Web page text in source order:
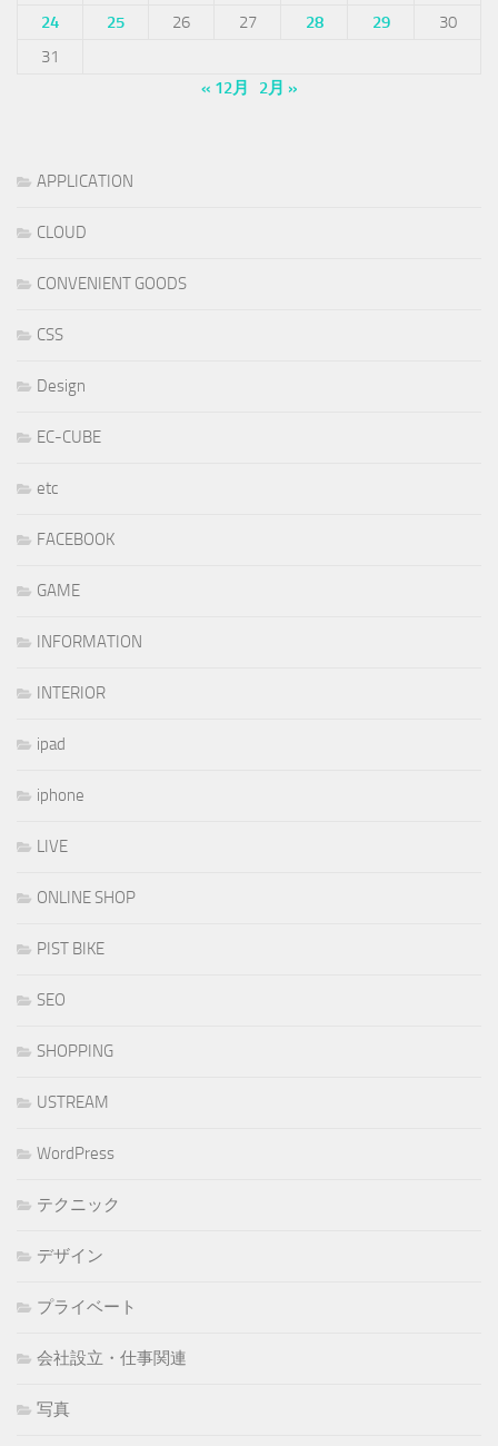
24
25 26 27 28 29
30
31
« 12月
2月 »
APPLICATION
CLOUD
CONVENIENT GOODS
CSS
Design
EC-CUBE
etc
FACEBOOK
GAME
INFORMATION
INTERIOR
ipad
iphone
LIVE
ONLINE SHOP
PIST BIKE
SEO
SHOPPING
USTREAM
WordPress
テクニック
デザイン
プライベート
会社設立・仕事関連
写真